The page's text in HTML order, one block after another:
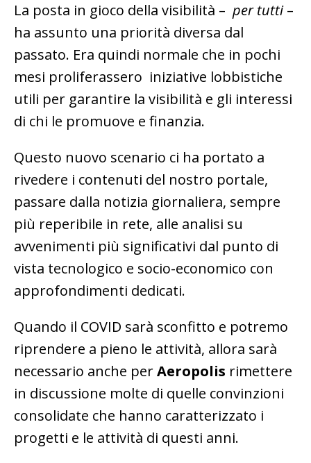
La posta in gioco della visibilità – per tutti–
ha assunto una priorità diversa dal
passato. Era quindi normale che in pochi
mesi proliferassero iniziative lobbistiche
utili per garantire la visibilità e gli interessi
di chi le promuove e finanzia.
Questo nuovo scenario ci ha portato a
rivedere i contenuti del nostro portale,
passare dalla notizia giornaliera, sempre
più reperibile in rete, alle analisi su
avvenimenti più significativi dal punto di
vista tecnologico e socio-economico con
approfondimenti dedicati.
Quando il COVID sarà sconfitto e potremo
riprendere a pieno le attività, allora sarà
necessario anche perAeropolis rimettere
in discussione molte di quelle convinzioni
consolidate che hanno caratterizzato i
progetti e le attività di questi anni.